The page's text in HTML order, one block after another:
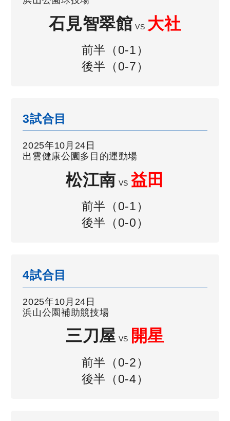
石見智翠館 VS 大社
前半（0-1）
後半（0-7）
3試合目
2025年10月24日
出雲健康公園多目的運動場
松江南 VS 益田
前半（0-1）
後半（0-0）
4試合目
2025年10月24日
浜山公園補助競技場
三刀屋 VS 開星
前半（0-2）
後半（0-4）